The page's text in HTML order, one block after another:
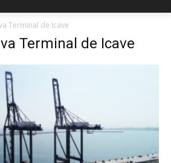
Terminal de Icave
Terminal de Icave